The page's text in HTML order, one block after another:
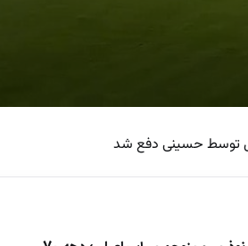
توسط حسینی دفع شد